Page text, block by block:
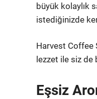
büyük kolaylık
istediğinizde
Harvest Coffee
lezzet ile siz de
Eşsiz